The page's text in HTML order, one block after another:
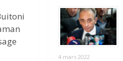
4 mars 2022